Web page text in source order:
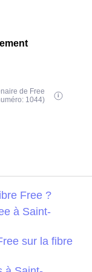
de Free
1044)
Free ?
à Saint-
sur la fibre